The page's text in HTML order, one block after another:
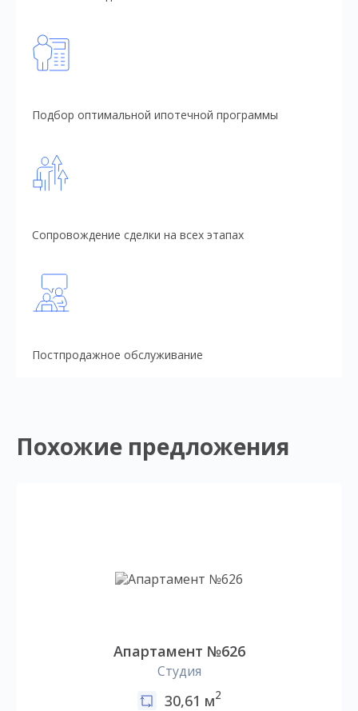
Подбор оптимальной ипотечной программы
Сопровождение сделки на всех этапах
Постпродажное обслуживание
Похожие предложения
Апартамент №626
Студия
30,61 м2